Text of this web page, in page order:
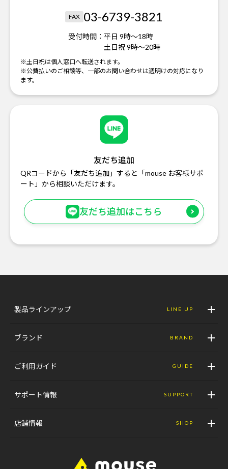
FAX 03-6739-3821
受付時間： 平日 9時～18時
土日祝 9時～20時
※土日祝は個人窓口へ転送されます。
※公費払いのご相談等、一部のお問い合わせは週明けの対応になり
ます。
友だち追加
QRコードから「友だち追加」すると「mouse お客様サポ
ート」から相談いただけます。
友だち追加はこちら
製品ラインアップ LINE UP
ブランド BRAND
ご利用ガイド GUIDE
サポート情報 SUPPORT
店舗情報 SHOP